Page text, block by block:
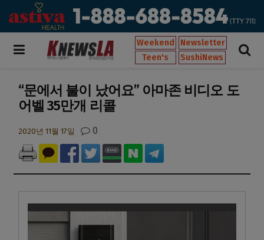
Weekend
Newsletter
Teen's
SushiNews
“문에서 불이 났어요” 아마존 비디오 도
어벨 35만개 리콜
2020년 11월 17일 0